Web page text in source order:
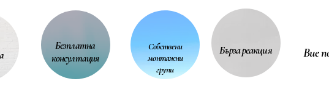
2400 W 470 mm 665.00 лв.
Безплатна
консултация
Собствени
монтажни
групи
Бърза реакция Вие